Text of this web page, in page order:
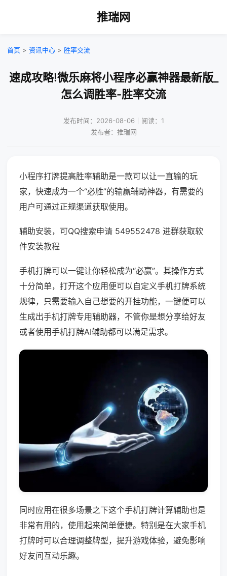
推瑞网
首页 > 资讯中心 > 胜率交流
速成攻略!微乐麻将小程序必赢神器最新版_
怎么调胜率-胜率交流
发布时间：2026-08-06｜阅读：1
发布者：推瑞网
小程序打牌提高胜率辅助是一款可以让一直输的玩
家，快速成为一个“必胜”的输赢辅助神器，有需要的
用户可通过正规渠道获取使用。
辅助安装，可QQ搜索申请 549552478 进群获取软
件安装教程
手机打牌可以一键让你轻松成为“必赢”。其操作方式
十分简单，打开这个应用便可以自定义手机打牌系统
规律，只需要输入自己想要的开挂功能，一键便可以
生成出手机打牌专用辅助器，不管你是想分享给好友
或者使用手机打牌AI辅助都可以满足需求。
同时应用在很多场景之下这个手机打牌计算辅助也是
非常有用的，使用起来简单便捷。特别是在大家手机
打牌时可以合理调整牌型，提升游戏体验，避免影响
好友间互动乐趣。